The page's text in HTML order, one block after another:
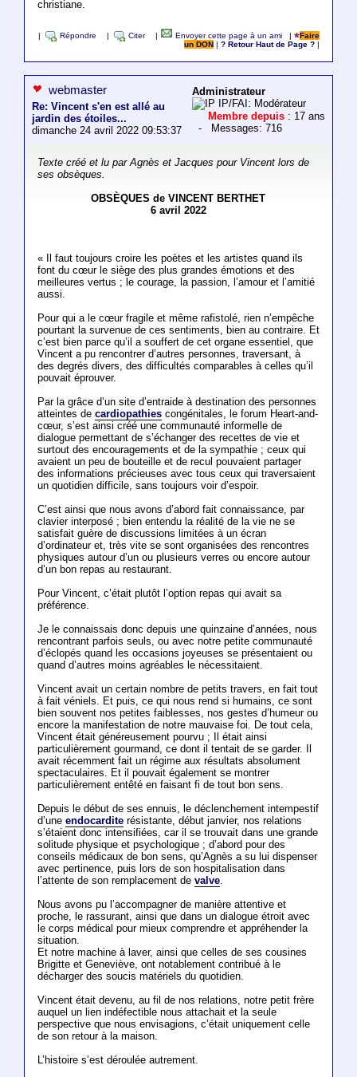
christiane.
Répondre Citer Envoyer cette page à un ami |
Faire
un DON
|? Retour Haut de Page ?
webmaster
Re: Vincent s'en est allé au
jardin des étoiles...
dimanche 24 avril 2022 09:53:37
Administrateur
IP/FAI: Modérateur
Membre depuis : 17 ans
- Messages: 716
Texte créé et lu par Agnès et Jacques pour Vincent lors de
ses obsèques.
OBSÈQUES de VINCENT BERTHET
6 avril 2022
« Il faut toujours croire les poètes et les artistes quand ils
font du cœur le siège des plus grandes émotions et des
meilleures vertus ; le courage, la passion, l’amour et l’amitié
aussi.
Pour qui a le cœur fragile et même rafistolé, rien n’empêche
pourtant la survenue de ces sentiments, bien au contraire. Et
c’est bien parce qu’il a souffert de cet organe essentiel, que
Vincent a pu rencontrer d’autres personnes, traversant, à
des degrés divers, des difficultés comparables à celles qu’il
pouvait éprouver.
Par la grâce d’un site d’entraide à destination des personnes
atteintes de cardiopathiescongénitales, le forum Heart-and-
cœur, s’est ainsi créé une communauté informelle de
dialogue permettant de s’échanger des recettes de vie et
surtout des encouragements et de la sympathie ; ceux qui
avaient un peu de bouteille et de recul pouvaient partager
des informations précieuses avec tous ceux qui traversaient
un quotidien difficile, sans toujours voir d’espoir.
C’est ainsi que nous avons d’abord fait connaissance, par
clavier interposé ; bien entendu la réalité de la vie ne se
satisfait guère de discussions limitées à un écran
d’ordinateur et, très vite se sont organisées des rencontres
physiques autour d’un ou plusieurs verres ou encore autour
d’un bon repas au restaurant.
Pour Vincent, c’était plutôt l’option repas qui avait sa
préférence.
Je le connaissais donc depuis une quinzaine d’années, nous
rencontrant parfois seuls, ou avec notre petite communauté
d’éclopés quand les occasions joyeuses se présentaient ou
quand d’autres moins agréables le nécessitaient.
Vincent avait un certain nombre de petits travers, en fait tout
à fait véniels. Et puis, ce qui nous rend si humains, ce sont
bien souvent nos petites faiblesses, nos gestes d’humeur ou
encore la manifestation de notre mauvaise foi. De tout cela,
Vincent était généreusement pourvu ; Il était ainsi
particulièrement gourmand, ce dont il tentait de se garder. Il
avait récemment fait un régime aux résultats absolument
spectaculaires. Et il pouvait également se montrer
particulièrement entêté en faisant fi de tout bon sens.
Depuis le début de ses ennuis, le déclenchement intempestif
d’une endocarditerésistante, début janvier, nos relations
s’étaient donc intensifiées, car il se trouvait dans une grande
solitude physique et psychologique ; d’abord pour des
conseils médicaux de bon sens, qu’Agnès a su lui dispenser
avec pertinence, puis lors de son hospitalisation dans
l’attente de son remplacement de valve.
Nous avons pu l’accompagner de manière attentive et
proche, le rassurant, ainsi que dans un dialogue étroit avec
le corps médical pour mieux comprendre et appréhender la
situation.
Et notre machine à laver, ainsi que celles de ses cousines
Brigitte et Geneviève, ont notablement contribué à le
décharger des soucis matériels du quotidien.
Vincent était devenu, au fil de nos relations, notre petit frère
auquel un lien indéfectible nous attachait et la seule
perspective que nous envisagions, c’était uniquement celle
de son retour à la maison.
L’histoire s’est déroulée autrement.